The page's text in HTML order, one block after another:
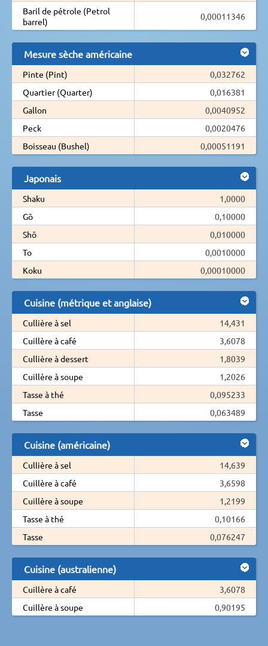
Baril de pétrole (Petrol
barrel)
0,00011346
Mesure sèche américaine
Pinte (Pint)
0,032762
Quartier (Quarter)
0,016381
Gallon
0,0040952
Peck
0,0020476
Boisseau (Bushel)
0,00051191
Japonais
Shaku
1,0000
Gō
0,10000
Shō
0,010000
To
0,0010000
Koku
0,00010000
Cuisine (métrique et anglaise)
Cullière à sel
14,431
Cuillère à café
3,6078
Cullière à dessert
1,8039
Cuillère à soupe
1,2026
Tasse à thé
0,095233
Tasse
0,063489
Cuisine (américaine)
Cullière à sel
14,639
Cuillère à café
3,6598
Cuillère à soupe
1,2199
Tasse à thé
0,10166
Tasse
0,076247
Cuisine (australienne)
Cuillère à café
3,6078
Cuillère à soupe
0,90195